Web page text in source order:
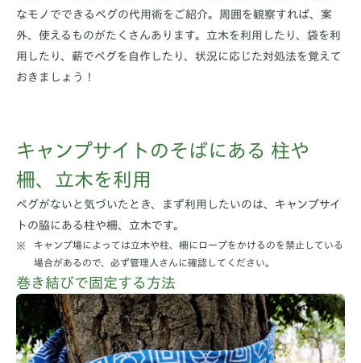
なモノでできるペグの代用術をご紹介。周囲を観察すれば、案
外、使えるものがたくさんあります。立木を利用したり、袋を利
用したり、薪でペグを自作したり、状況に応じた対処法を覚えて
おきましょう！
キャンプサイトのそばにある 柱や
柵、立木を利用
ペグがないと気づいたとき、まず利用したいのは、キャンプサイ
トの脇にある柱や柵、立木です。
キャンプ場によっては立木や柱、柵にロープをかけるのを禁止している
場合があるので、必ず管理人さんに確認してください。
巻き結びで固定する方法